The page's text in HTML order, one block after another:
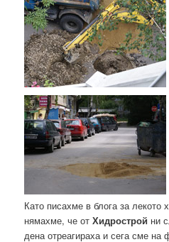
Като писахме в блога за лекото
нямахме, че отХидрострой ни
дена отреагираха и сега сме на